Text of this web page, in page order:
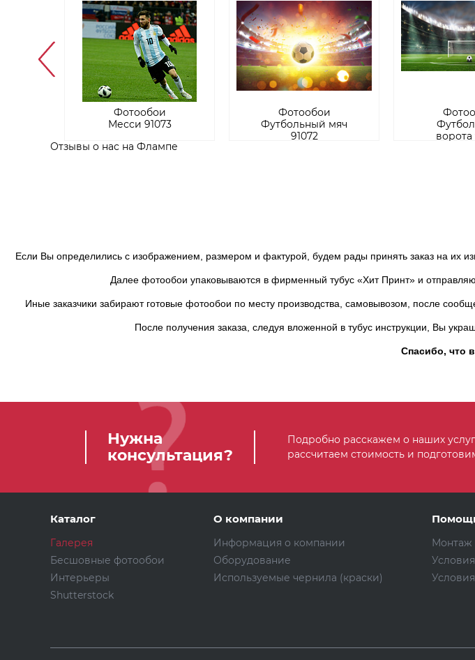
Фотообои
Месси 91073
Фотообои
Футбольный мяч
91072
ворота
Отзывы о нас на Флампе
Если Вы определились с изображением, размером и фактурой, будем рады принять заказ на их
Далее фотообои упаковываются в фирменный тубус «Хит Принт» и
Иные заказчики забирают готовые фотообои по месту производства, самовывозом, после
После получения заказа, следуя вложенной в тубус инструкции, Вы
Спасибо, что
Нужна
консультация?
Подробно расскажем о наших
рассчитаем стоимость и
Каталог
Галерея
Бесшовные фотообои
Интерьеры
Shutterstock
О компании
Информация о компании
Оборудование
Используемые чернила (краски)
Монтаж